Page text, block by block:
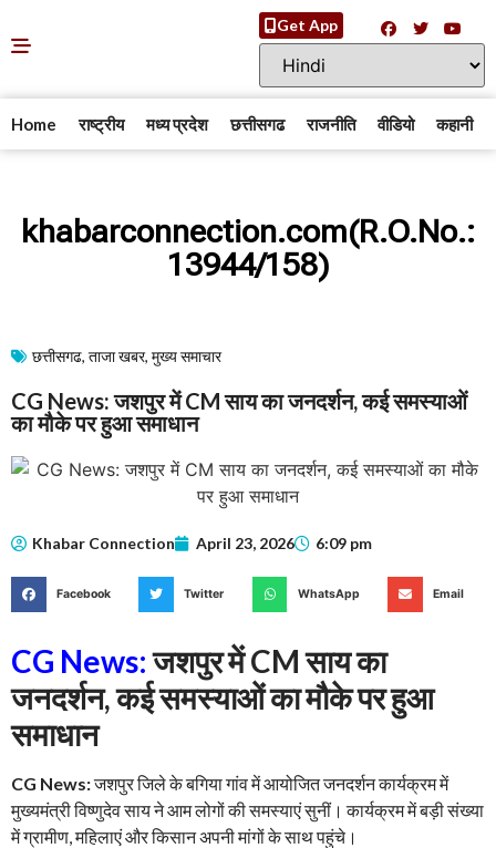
Get App
Home राष्ट्रीय मध्य प्रदेश छत्तीसगढ राजनीति वीडियो कहानी
khabarconnection.com(R.O.No.:
13944/158)
छत्तीसगढ, ताजा खबर, मुख्य समाचार​
CG News: जशपुर में CM साय का जनदर्शन, कई समस्याओं
का मौके पर हुआ समाधान
Khabar Connection April 23, 2026 6:09 pm
Facebook Twitter WhatsApp Email
CG News:जशपुर में CM साय का
जनदर्शन, कई समस्याओं का मौके पर हुआ
समाधान
CG News:जशपुर जिले के बगिया गांव में आयोजित जनदर्शन कार्यक्रम में
मुख्यमंत्री विष्णुदेव साय ने आम लोगों की समस्याएं सुनीं। कार्यक्रम में बड़ी संख्या
में ग्रामीण, महिलाएं और किसान अपनी मांगों के साथ पहुंचे।